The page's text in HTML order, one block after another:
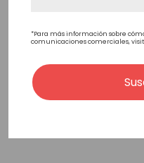
1
*Para más información sobre
comunicaciones comerciales,